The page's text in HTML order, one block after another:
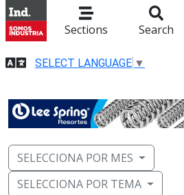
Sections Search
SELECT LANGUAGE ▼
SELECCIONA POR MES
SELECCIONA POR TEMA